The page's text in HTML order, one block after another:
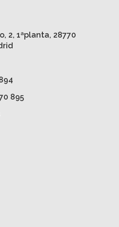
2, 1ªplanta, 28770
895